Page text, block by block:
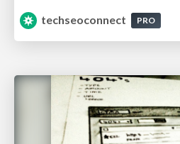
techseoconnect
PRO